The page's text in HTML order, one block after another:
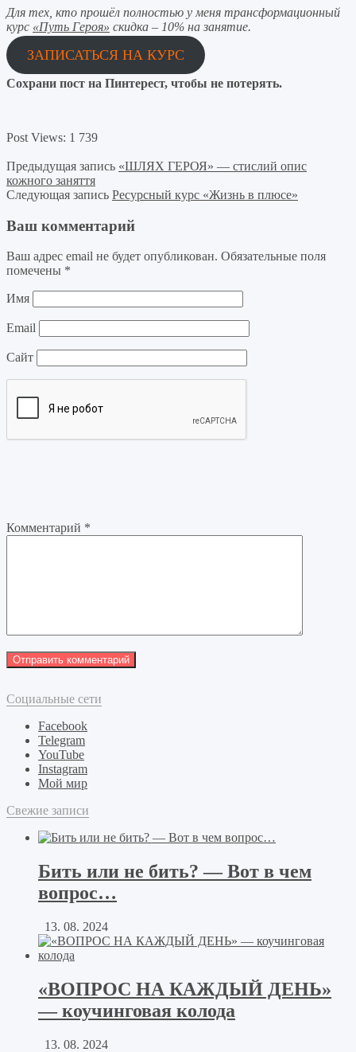
Для тех, кто прошёл полностью у меня трансформационный
курс «Путь Героя» скидка – 10% на занятие.
ЗАПИСАТЬСЯ НА КУРС
Сохрани пост на Пинтерест, чтобы не потерять.
Post Views: 1 739
Предыдущая запись «ШЛЯХ ГЕРОЯ» — стислий опис
кожного заняття
Следующая запись Ресурсный курс «Жизнь в плюсе»
Ваш комментарий
Ваш адрес email не будет опубликован. Обязательные поля
помечены *
Имя
Email
Сайт
Комментарий *
Социальные сети
Facebook
Telegram
YouTube
Instagram
Мой мир
Свежие записи
Бить или не бить? — Вот в чем
вопрос…
13. 08. 2024
«ВОПРОС НА КАЖДЫЙ ДЕНЬ»
— коучинговая колода
13. 08. 2024